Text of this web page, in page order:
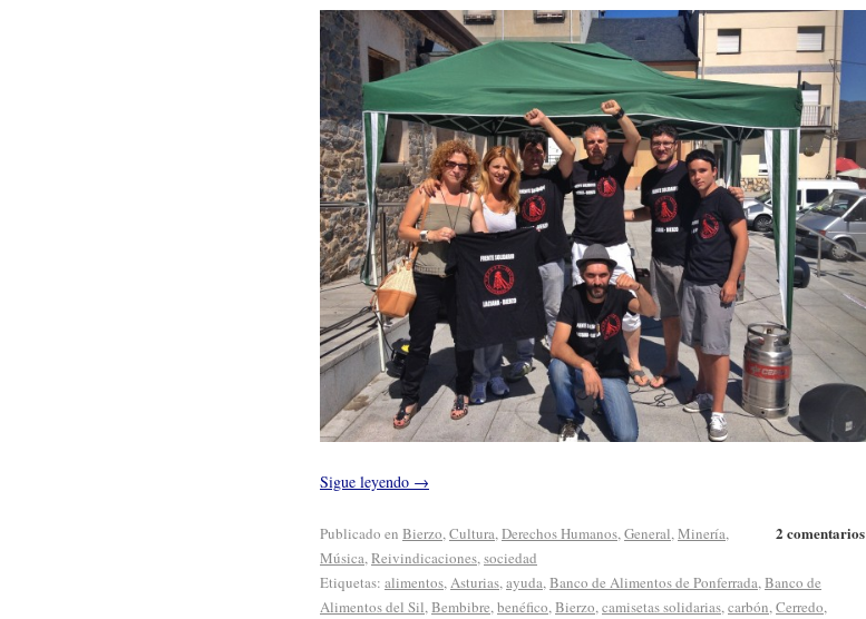
Sigue leyendo →
2 comentarios
Publicado en Bierzo,Cultura,Derechos Humanos,General,Minería,
Música,Reivindicaciones,sociedad
Etiquetas: alimentos,Asturias,ayuda,Banco de Alimentos de Ponferrada,Banco de
Alimentos del Sil,Bembibre,benéfico,Bierzo,camisetas solidarias,carbón,Cerredo,